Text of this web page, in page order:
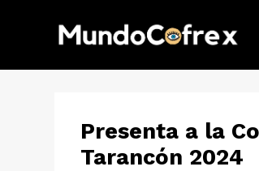
Presenta a la
Tarancón 2024